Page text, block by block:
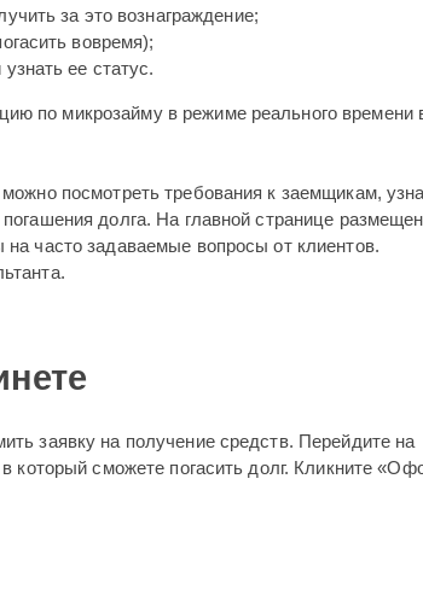
за это вознаграждение;
вовремя);
ее статус.
по микрозайму в режиме реального времени
посмотреть требования к заемщикам,
долга. На главной странице
часто задаваемые вопросы от клиентов.
заявку на получение средств. Перейдите на
который сможете погасить долг. Кликните